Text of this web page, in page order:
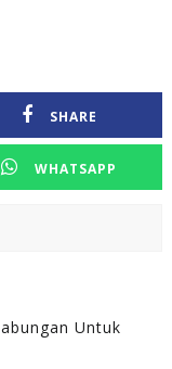
SHARE
WHATSAPP
Untuk